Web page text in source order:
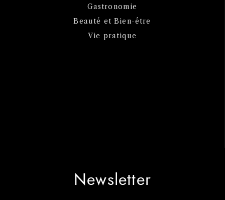
Gastronomie
Beauté et Bien-être
Vie pratique
Newsletter